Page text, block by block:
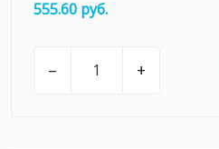
555.60 руб.
– +